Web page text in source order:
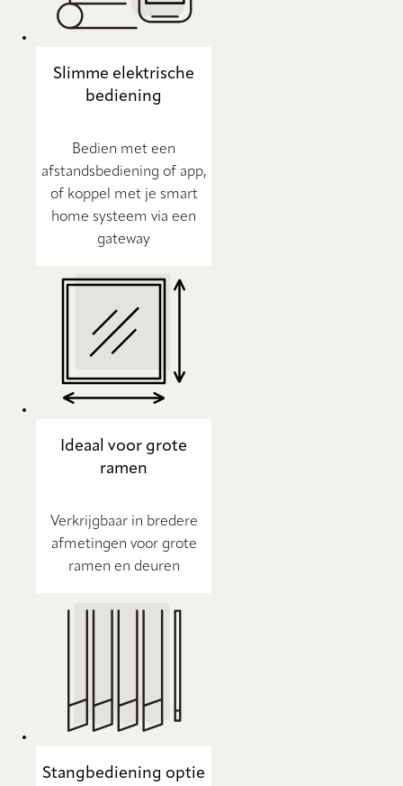
Slimme elektrische
bediening
Bedien met een
afstandsbediening of app,
of koppel met je smart
home systeem via een
gateway
Ideaal voor grote
ramen
Verkrijgbaar in bredere
afmetingen voor grote
ramen en deuren
Stangbediening optie